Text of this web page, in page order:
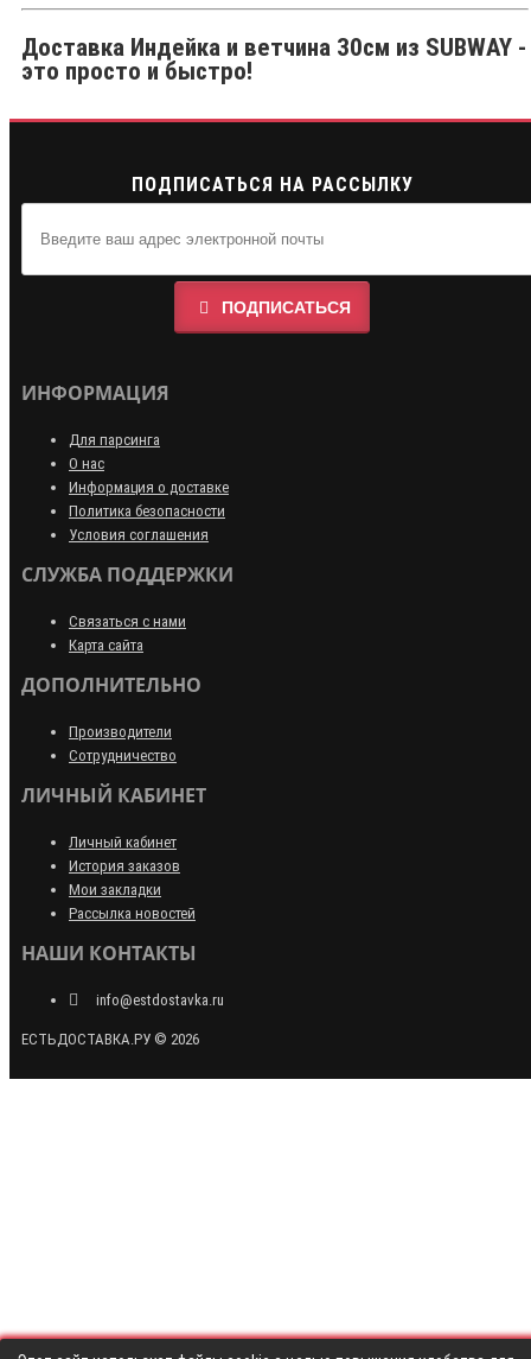
Доставка Индейка и ветчина 30см из SUBWAY -
это просто и быстро!
ПОДПИСАТЬСЯ НА РАССЫЛКУ
ПОДПИСАТЬСЯ
ИНФОРМАЦИЯ
Для парсинга
О нас
Информация о доставке
Политика безопасности
Условия соглашения
СЛУЖБА ПОДДЕРЖКИ
Связаться с нами
Карта сайта
ДОПОЛНИТЕЛЬНО
Производители
Сотрудничество
ЛИЧНЫЙ КАБИНЕТ
Личный кабинет
История заказов
Мои закладки
Рассылка новостей
НАШИ КОНТАКТЫ
info@estdostavka.ru
ЕСТЬДОСТАВКА.РУ © 2026